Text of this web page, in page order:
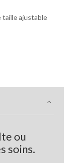
taille ajustable
ou
soins.